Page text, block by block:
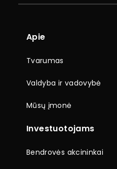
Apie
Tvarumas
Valdyba ir vadovybė
Mūsų įmonė
Investuotojams
Bendrovės akcininkai